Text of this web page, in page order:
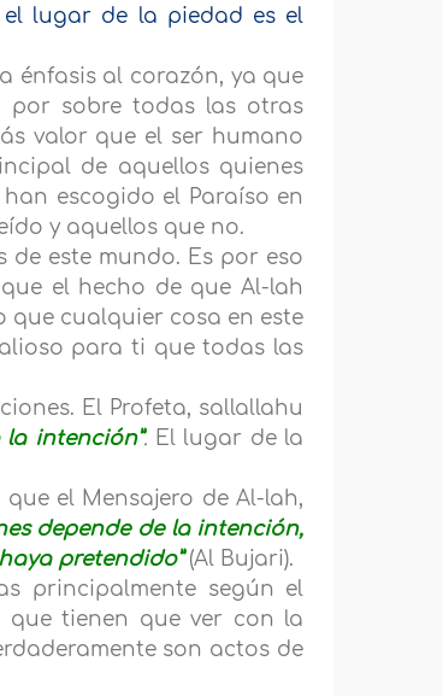
el lugar de la piedad es el
énfasis al corazón, ya que
por sobre todas las otras
valor que el ser humano
de aquellos quienes
escogido el Paraíso en
y aquellos que no.
de este mundo. Es por eso
el hecho de que Al-lah
que cualquier cosa en este
para ti que todas las
El Profeta, sallallahu
intención”. El lugar de la
el Mensajero de Al-lah,
depende de la intención,
pretendido”(Al Bujari).
principalmente según el
que tienen que ver con la
son actos de